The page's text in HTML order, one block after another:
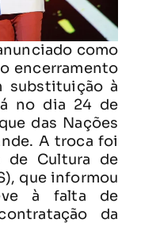
como
encerramento
substituição à
no dia 24 de
das Nações
A troca foi
de Cultura de
que informou
à falta de
da